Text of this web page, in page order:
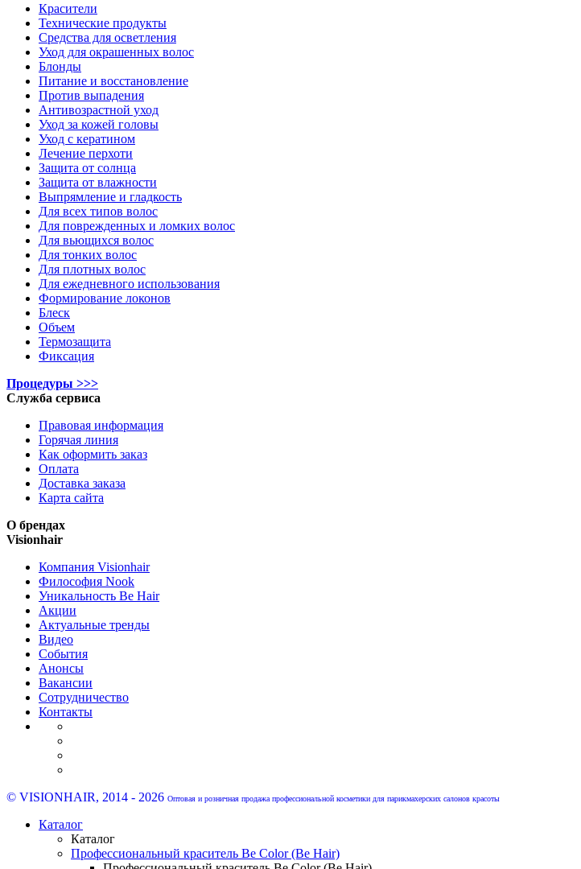
Красители
Технические продукты
Средства для осветления
Уход для окрашенных волос
Блонды
Питание и восстановление
Против выпадения
Антивозрастной уход
Уход за кожей головы
Уход с кератином
Лечение перхоти
Защита от солнца
Защита от влажности
Выпрямление и гладкость
Для всех типов волос
Для поврежденных и ломких волос
Для вьющихся волос
Для тонких волос
Для плотных волос
Для ежедневного использования
Формирование локонов
Блеск
Объем
Термозащита
Фиксация
Процедуры >>>
Служба сервиса
Правовая информация
Горячая линия
Как оформить заказ
Оплата
Доставка заказа
Карта сайта
О брендах
Visionhair
Компания Visionhair
Философия Nook
Уникальность Be Hair
Акции
Актуальные тренды
Видео
События
Анонсы
Вакансии
Сотрудничество
Контакты
© VISIONHAIR, 2014 - 2026 Оптовая и розничная продажа профессиональной косметики для парикмахерских салонов красоты
Каталог
Каталог
Профессиональный краситель Be Color (Be Hair)